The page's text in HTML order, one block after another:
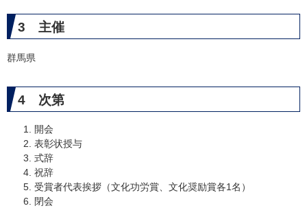
3 主催
群馬県
4 次第
開会
表彰状授与
式辞
祝辞
受賞者代表挨拶（文化功労賞、文化奨励賞各1名）
閉会